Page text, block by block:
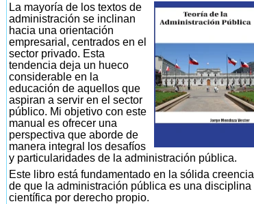
La mayoría de los textos de
administración se inclinan
hacia una orientación
empresarial, centrados en el
sector privado. Esta
tendencia deja un hueco
considerable en la
educación de aquellos que
aspiran a servir en el sector
público. Mi objetivo con este
manual es ofrecer una
perspectiva que aborde de
manera integral los desafíos
y particularidades de la administración pública.
Este libro está fundamentado en la sólida creencia
de que la administración pública es una disciplina
científica por derecho propio.